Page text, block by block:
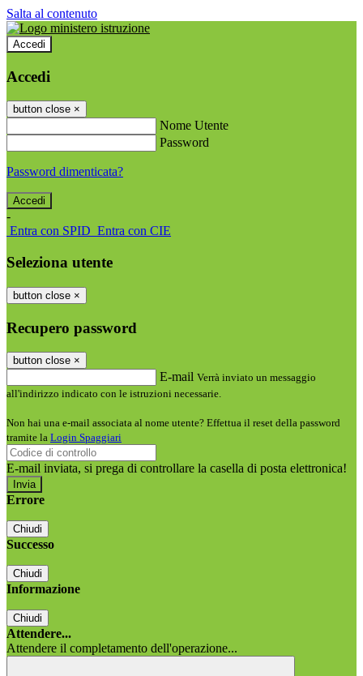
Salta al contenuto
Accedi
Accedi
button close ×
Nome Utente
Password
Password dimenticata?
-
Entra con SPID Entra con CIE
Seleziona utente
button close ×
Recupero password
button close ×
E-mail Verrà inviato un messaggio
all'indirizzo indicato con le istruzioni necessarie.
Non hai una e-mail associata al nome utente? Effettua il reset della password
tramite la Login Spaggiari
E-mail inviata, si prega di controllare la casella di posta elettronica!
Errore
Chiudi
Successo
Chiudi
Informazione
Chiudi
Attendere...
Attendere il completamento dell'operazione...